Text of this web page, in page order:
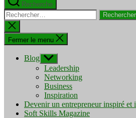
Recherche
Rechercher :
Fermer
la
recherche
Fermer le menu
Blog Afficher
le
sous-
menu
Leadership
Networking
Business
Inspiration
Devenir un entrepreneur inspiré et
Soft Skills Magazine